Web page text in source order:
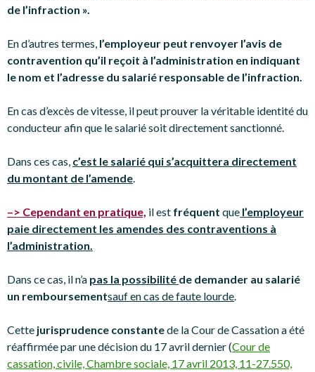
de l’infraction ».
En d’autres termes, l’employeur peut renvoyer l’avis de
contravention qu’il reçoit à l’administration en indiquant
le nom et l’adresse du salarié responsable de l’infraction.
En cas d’excès de vitesse, il peut prouver la véritable identité du
conducteur afin que le salarié soit directement sanctionné.
Dans ces cas, c’est le salarié qui s’acquittera directement
du montant de l’amende.
–> Cependant en pratique, il est fréquent que l’employeur
paie directement les amendes des contraventions à
l’administration.
Dans ce cas, il n’a pas la possibilité de demander au salarié
un remboursementsauf en cas de faute lourde.
Cette jurisprudence constantede la Cour de Cassation a été
réaffirmée par une décision du 17 avril dernier (Cour de
cassation, civile, Chambre sociale, 17 avril 2013, 11-27.550,